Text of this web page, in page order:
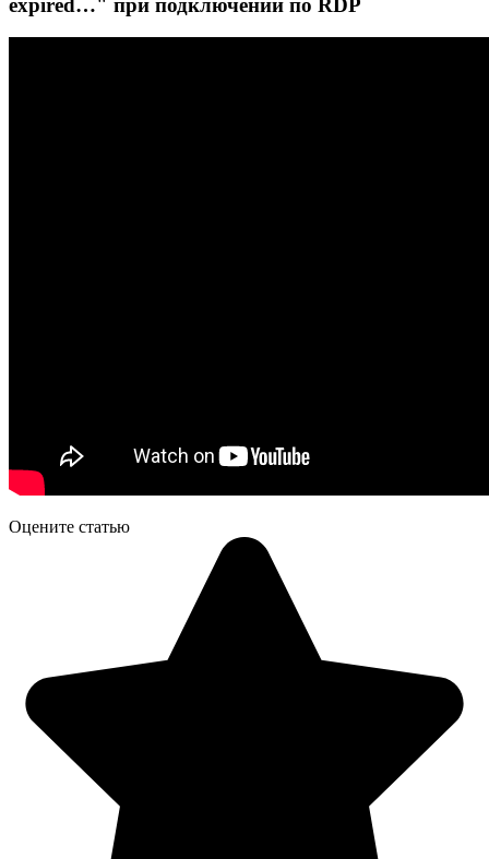
expired…" при подключении по RDP
Оцените статью